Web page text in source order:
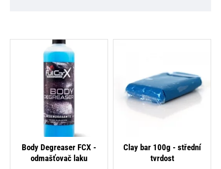
Degreaser FCX -
laku
Clay bar 100g - střední